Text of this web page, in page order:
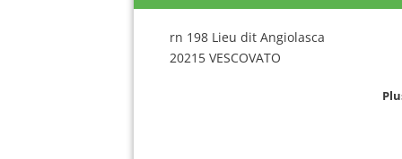
rn 198 Lieu dit Angiolasca
20215 VESCOVATO